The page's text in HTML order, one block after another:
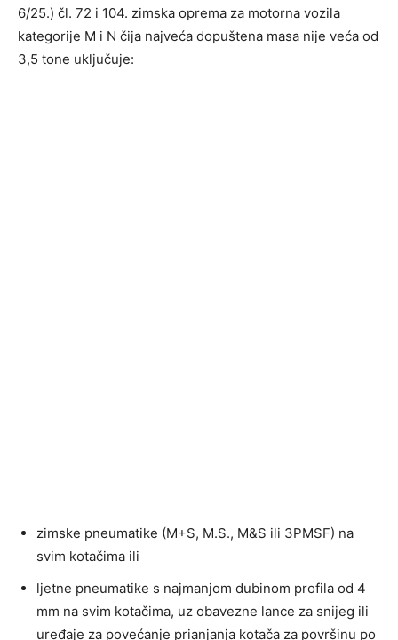
6/25.) čl. 72 i 104. zimska oprema za motorna vozila
kategorije M i N čija najveća dopuštena masa nije veća od
3,5 tone uključuje:
zimske pneumatike (M+S, M.S., M&S ili 3PMSF) na
svim kotačima ili
ljetne pneumatike s najmanjom dubinom profila od 4
mm na svim kotačima, uz obavezne lance za snijeg ili
uređaje za povećanje prianjanja kotača za površinu po